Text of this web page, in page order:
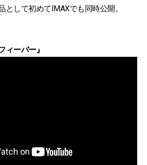
として初めてIMAXでも同時公開。
ィーバー』